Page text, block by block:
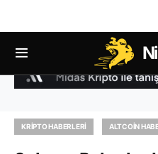
KRIPTO HABERLERI ALTCOIN